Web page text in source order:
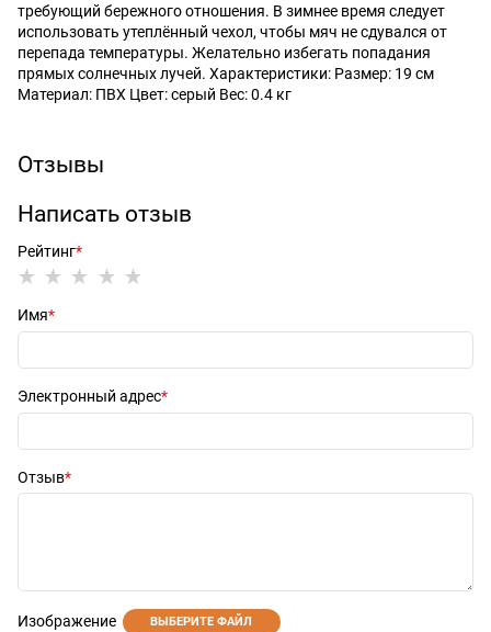
требующий бережного отношения. В зимнее время следует
использовать утеплённый чехол, чтобы мяч не сдувался от
перепада температуры. Желательно избегать попадания
прямых солнечных лучей. Характеристики: Размер: 19 см
Материал: ПВХ Цвет: серый Вес: 0.4 кг
Отзывы
Написать отзыв
Рейтинг
Имя
Электронный адрес
Отзыв
Изображение ВЫБЕРИТЕ ФАЙЛ